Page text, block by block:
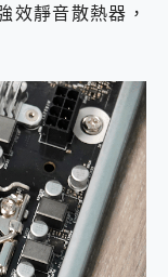
靜音散熱器，